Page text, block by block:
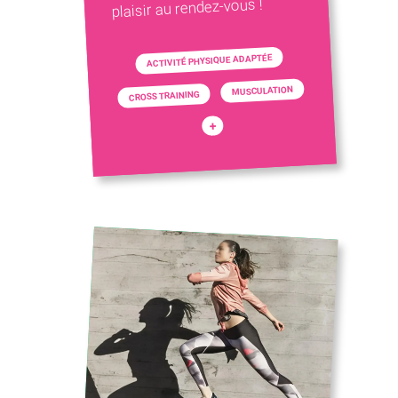
plaisir au rendez-vous !
ACTIVITÉ PHYSIQUE ADAPTÉE
CROSS TRAINING MUSCULATION
+